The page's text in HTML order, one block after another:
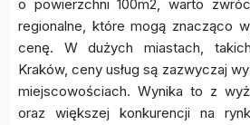
o powierzchni 100m2, warto
regionalne, które mogą znacząco
cenę. W dużych miastach,
Kraków, ceny usług są zazwyczaj
miejscowościach. Wynika to z
oraz większej konkurencji na